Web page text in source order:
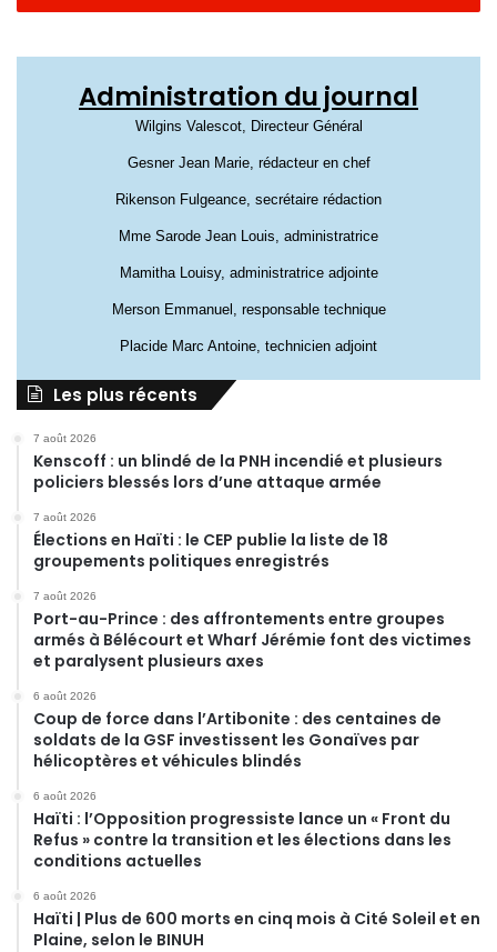
Administration du journal
Wilgins Valescot, Directeur Général
Gesner Jean Marie, rédacteur en chef
Rikenson Fulgeance, secrétaire rédaction
Mme Sarode Jean Louis, administratrice
Mamitha Louisy, administratrice adjointe
Merson Emmanuel, responsable technique
Placide Marc Antoine, technicien adjoint
Les plus récents
7 août 2026
Kenscoff : un blindé de la PNH incendié et plusieurs
policiers blessés lors d’une attaque armée
7 août 2026
Élections en Haïti : le CEP publie la liste de 18
groupements politiques enregistrés
7 août 2026
Port-au-Prince : des affrontements entre groupes
armés à Bélécourt et Wharf Jérémie font des victimes
et paralysent plusieurs axes
6 août 2026
Coup de force dans l’Artibonite : des centaines de
soldats de la GSF investissent les Gonaïves par
hélicoptères et véhicules blindés
6 août 2026
Haïti : l’Opposition progressiste lance un « Front du
Refus » contre la transition et les élections dans les
conditions actuelles
6 août 2026
Haïti | Plus de 600 morts en cinq mois à Cité Soleil et en
Plaine, selon le BINUH